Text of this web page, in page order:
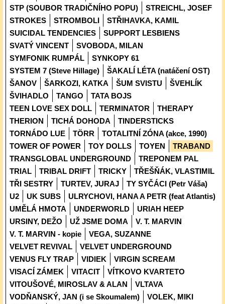
STP (SOUBOR TRADIČNÍHO POPU)
STREICHL, JOSEF
STROKES
STROMBOLI
STŘIHAVKA, KAMIL
SUICIDAL TENDENCIES
SUPPORT LESBIENS
SVATÝ VINCENT
SVOBODA, MILAN
SYMFONIK RUMPÁL
SYNKOPY 61
SYSTEM 7 (Steve Hillage)
ŠAKALÍ LÉTA (natáčení OST)
ŠANOV
ŠARKOZI, KATKA ŠUM SVISTU
ŠVEHLÍK
ŠVIHADLO
TANGO
TATA BOJS
TEEN LOVE SEX DOLL
TERMINATOR
THERAPY
THERION
TICHÁ DOHODA
TINDERSTICKS
TORNÁDO LUE
TÖRR
TOTALITNÍ ZÓNA (akce, 1990)
TOWER OF POWER
TOY DOLLS TOYEN
TRABAND
TRANSGLOBAL UNDERGROUND
TREPONEM PAL
TRIAL
TRIBAL DRIFT TRICKY
TŘEŠŇÁK, VLASTIMIL
TŘI SESTRY
TURTEV, JURAJ
TY SYČÁCI (Petr Váša)
U2
UK SUBS
ULRYCHOVI, HANA A PETR (feat Atlantis)
UMĚLÁ HMOTA
UNDERWORLD
URIAH HEEP
URSINY, DEŽO
UŽ JSME DOMA
V. T. MARVIN
V. T. MARVIN - kopie
VEGA, SUZANNE
VELVET REVIVAL
VELVET UNDERGROUND
VENUS FLY TRAP
VIDIEK
VIRGIN SCREAM
VISACÍ ZÁMEK
VITACIT
VÍTKOVO KVARTETO
VITOUŠOVÉ, MIROSLAV & ALAN
VLTAVA
VODŇANSKÝ, JAN (i se Skoumalem)
VOLEK, MIKI